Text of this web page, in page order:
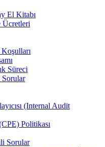
El Kitabı
Ücretleri
Süreci
(Internal Audit
Politikası
Sorular